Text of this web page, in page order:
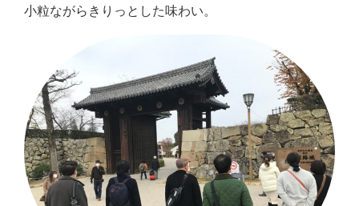
小粒ながらきりっとした味わい。